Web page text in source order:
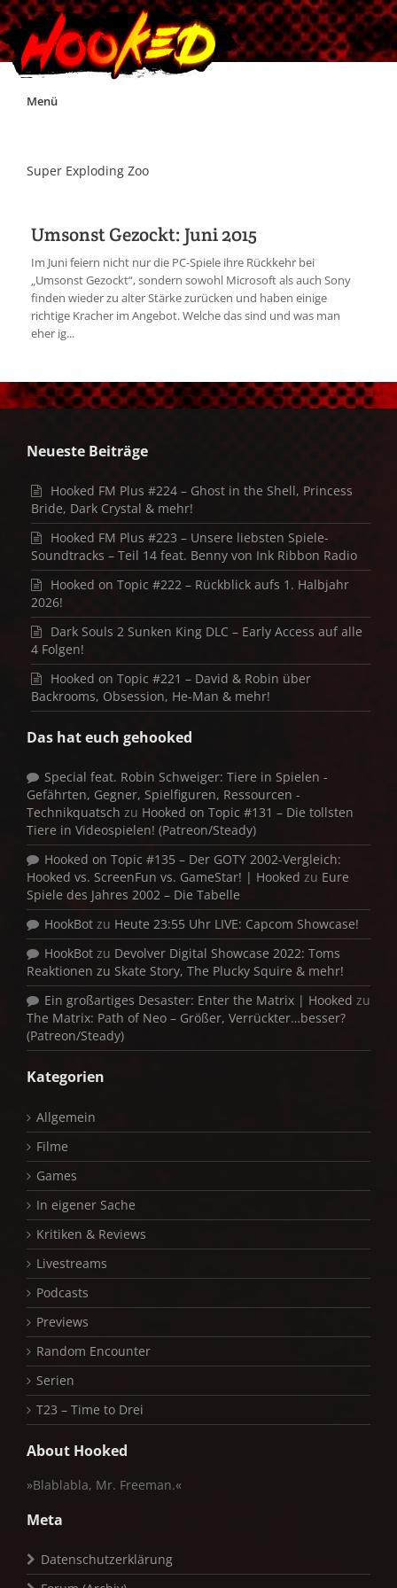
Skip
Menü
Impressum
Jobs
Super Exploding Zoo
Umsonst Gezockt: Juni 2015
Im Juni feiern nicht nur die PC-Spiele ihre Rückkehr bei
„Umsonst Gezockt“, sondern sowohl Microsoft als auch Sony
finden wieder zu alter Stärke zurücken und haben einige
richtige Kracher im Angebot. Welche das sind und was man
eher ig...
Neueste Beiträge
Hooked FM Plus #224 – Ghost in the Shell, Princess
Bride, Dark Crystal & mehr!
Hooked FM Plus #223 – Unsere liebsten Spiele-
Soundtracks – Teil 14 feat. Benny von Ink Ribbon Radio
Hooked on Topic #222 – Rückblick aufs 1. Halbjahr
2026!
Dark Souls 2 Sunken King DLC – Early Access auf alle
4 Folgen!
Hooked on Topic #221 – David & Robin über
Backrooms, Obsession, He-Man & mehr!
Das hat euch gehooked
Special feat. Robin Schweiger: Tiere in Spielen -
Gefährten, Gegner, Spielfiguren, Ressourcen -
Technikquatsch zu Hooked on Topic #131 – Die tollsten
Tiere in Videospielen! (Patreon/Steady)
Hooked on Topic #135 – Der GOTY 2002-Vergleich:
Hooked vs. ScreenFun vs. GameStar! | Hooked zu Eure
Spiele des Jahres 2002 – Die Tabelle
HookBot zu Heute 23:55 Uhr LIVE: Capcom Showcase!
HookBot zu Devolver Digital Showcase 2022: Toms
Reaktionen zu Skate Story, The Plucky Squire & mehr!
Ein großartiges Desaster: Enter the Matrix | Hooked zu
The Matrix: Path of Neo – Größer, Verrückter…besser?
(Patreon/Steady)
Kategorien
Allgemein
Filme
Games
In eigener Sache
Kritiken & Reviews
Livestreams
Podcasts
Previews
Random Encounter
Serien
T23 – Time to Drei
About Hooked
»Blablabla, Mr. Freeman.«
Meta
Datenschutzerklärung